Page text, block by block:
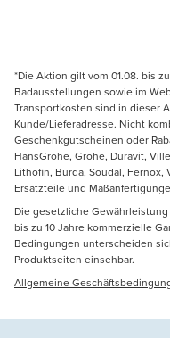
*Die Aktion gilt vom 01.08. bis
Badausstellungen sowie im
Transportkosten sind in dieser
Kunde/Lieferadresse. Nicht
Geschenkgutscheinen oder
HansGrohe, Grohe, Duravit,
Lithofin, Burda, Soudal, Fernox,
Ersatzteile und
Die gesetzliche
bis zu 10 Jahre kommerzielle
Bedingungen unterscheiden
Produktseiten einsehbar.
Allgemeine